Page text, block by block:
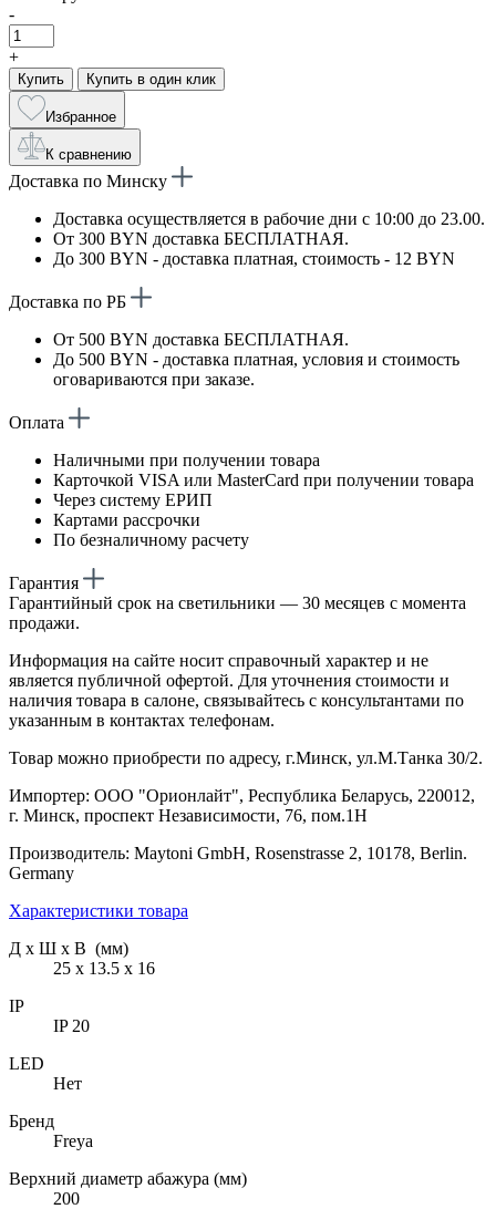
-
+
Купить Купить в один клик
Избранное
К сравнению
Доставка по Минску
Доставка осуществляется в рабочие дни с 10:00 до 23.00.
От 300 BYN доставка БЕСПЛАТНАЯ.
До 300 BYN - доставка платная, стоимость - 12 BYN
Доставка по РБ
От 500 BYN доставка БЕСПЛАТНАЯ.
До 500 BYN - доставка платная, условия и стоимость
оговариваются при заказе.
Оплата
Наличными при получении товара
Карточкой VISA или MasterCard при получении товара
Через систему ЕРИП
Картами рассрочки
По безналичному расчету
Гарантия
Гарантийный срок на светильники — 30 месяцев с момента
продажи.
Информация на сайте носит справочный характер и не
является публичной офертой. Для уточнения стоимости и
наличия товара в салоне, связывайтесь с консультантами по
указанным в контактах телефонам.
Товар можно приобрести по адресу, г.Минск, ул.М.Танка 30/2.
Импортер: ООО "Орионлайт", Республика Беларусь, 220012,
г. Минск, проспект Независимости, 76, пом.1Н
Производитель: Maytoni GmbH, Rosenstrasse 2, 10178, Berlin.
Germany
Характеристики товара
Д х Ш х В (мм)
25 х 13.5 х 16
IP
IP 20
LED
Нет
Бренд
Freya
Верхний диаметр абажура (мм)
200